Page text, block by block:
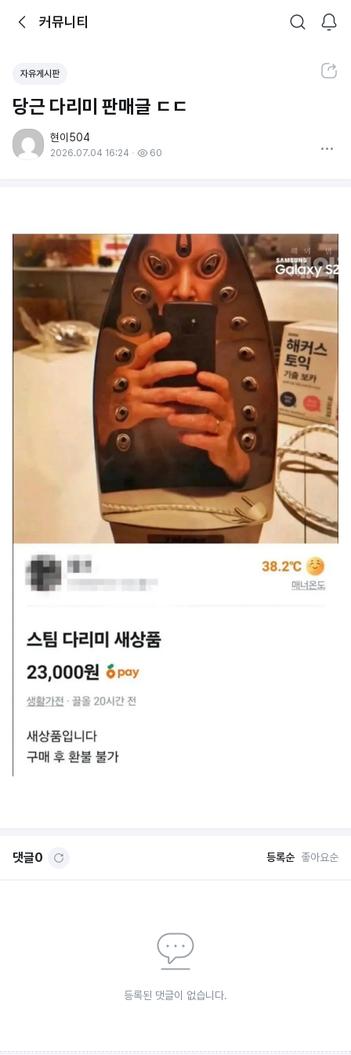
뒤로가기커뮤니티
커뮤니티
검색
알림
공유하기
자유게시판
당근 다리미 판매글 ㄷㄷ
현이504
2026.07.04 16:24 60
댓글0 등록순 좋아요순
등록된 댓글이 없습니다.